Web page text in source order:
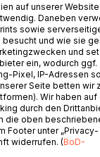
zum
Gesetzbuch
(KSchG)
(IPRG)
(RAG)
INauf unserer Website.
Daneben
sowie
besucht und wie sie
und
ein, wodurch ggf.
Pixel, IP-Adressen
Seite betten wir
Wir haben auf
durch den
die oben
Footer unter „Privacy-
widerrufen. (BoD-